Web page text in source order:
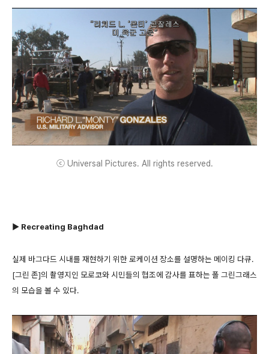
ⓒ Universal Pictures. All rights reserved.
▶ Recreating Baghdad
실제 바그다드 시내를 재현하기 위한 로케이션 장소를 설명하는 메이킹 다큐.
[그린 존]의 촬영지인 모로코와 시민들의 협조에 감사를 표하는 폴 그린그래스
의 모습을 볼 수 있다.